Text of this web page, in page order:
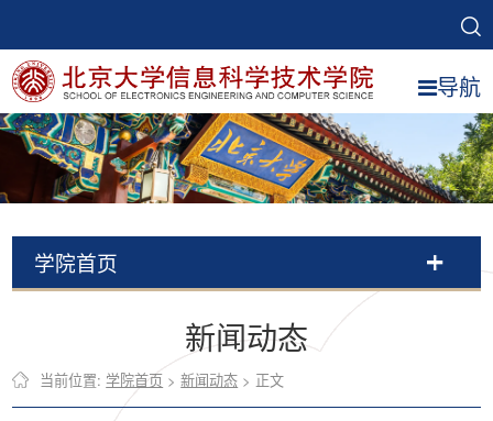
导航
学院首页
新闻动态
当前位置:学院首页 >新闻动态 > 正文